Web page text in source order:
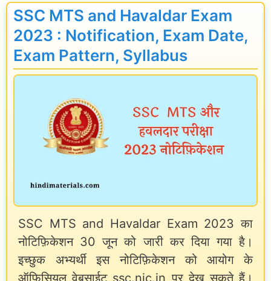
औ
प्र
श
न
H
d
p
e
d
2
0
a
l
c
u
a
t
e
l
a
r
y
SSC MTS and Havaldar Exam
2023 : Notification, Exam Date,
Exam Pattern, Syllabus
SSC MTS and Havaldar Exam 2023 का
नोटिफ़िकेशन 30 जून को जारी कर दिया गया है।
इच्छुक अभ्यर्थी इस नोटिफ़िकेशन को आयोग के